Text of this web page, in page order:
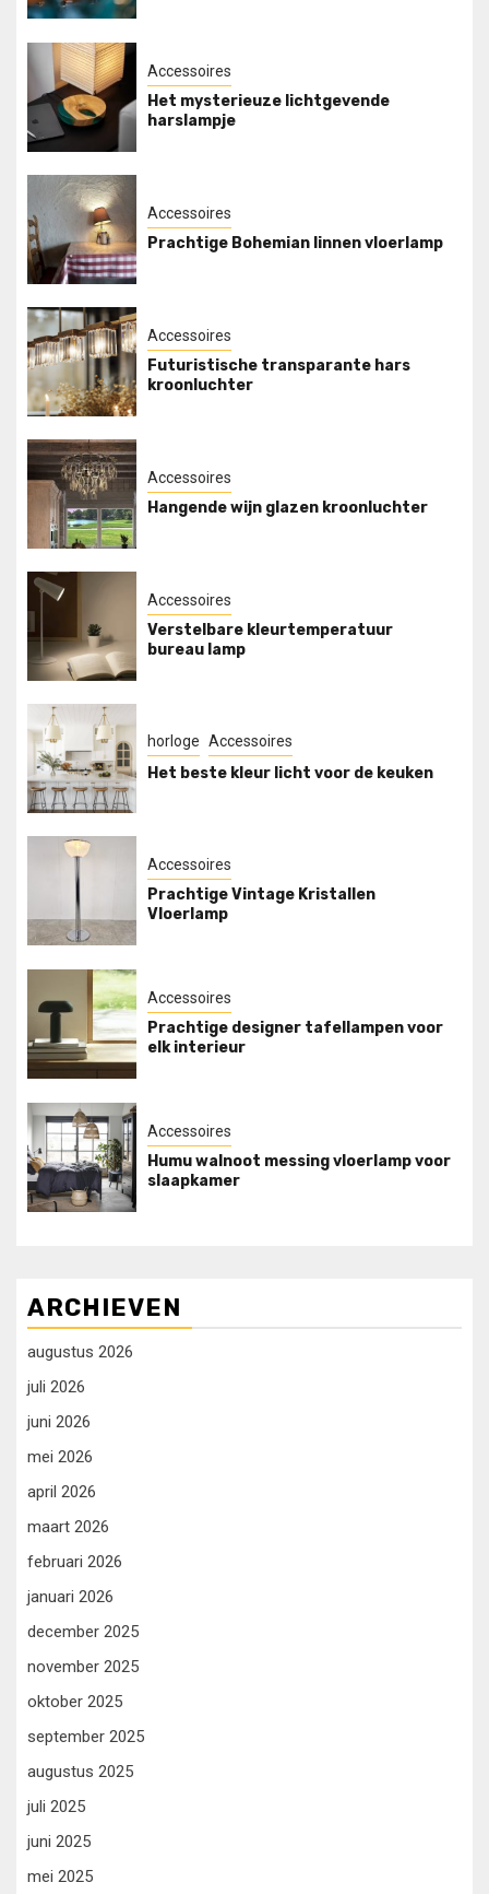
Accessoires
Het mysterieuze lichtgevende
harslampje
Accessoires
Prachtige Bohemian linnen vloerlamp
Accessoires
Futuristische transparante hars
kroonluchter
Accessoires
Hangende wijn glazen kroonluchter
Accessoires
Verstelbare kleurtemperatuur
bureau lamp
horloge Accessoires
Het beste kleur licht voor de keuken
Accessoires
Prachtige Vintage Kristallen
Vloerlamp
Accessoires
Prachtige designer tafellampen voor
elk interieur
Accessoires
Humu walnoot messing vloerlamp voor
slaapkamer
ARCHIEVEN
augustus 2026
juli 2026
juni 2026
mei 2026
april 2026
maart 2026
februari 2026
januari 2026
december 2025
november 2025
oktober 2025
september 2025
augustus 2025
juli 2025
juni 2025
mei 2025